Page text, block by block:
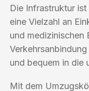
Die Infrastruktur
eine Vielzahl an
und medizinischen
und bequem in die
Mit dem